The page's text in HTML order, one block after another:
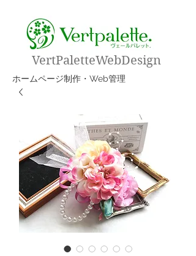
VertPaletteWebDesign
​ホームページ制作・Web管理